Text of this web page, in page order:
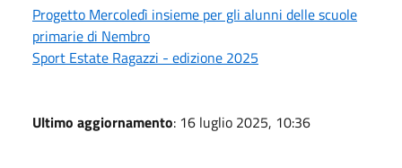
Progetto Mercoledì insieme per gli alunni delle scuole
primarie di Nembro
Sport Estate Ragazzi - edizione 2025
Ultimo aggiornamento: 16 luglio 2025, 10:36